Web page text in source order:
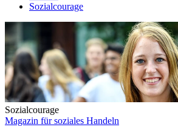
Sozialcourage
Sozialcourage
Magazin für soziales Handeln